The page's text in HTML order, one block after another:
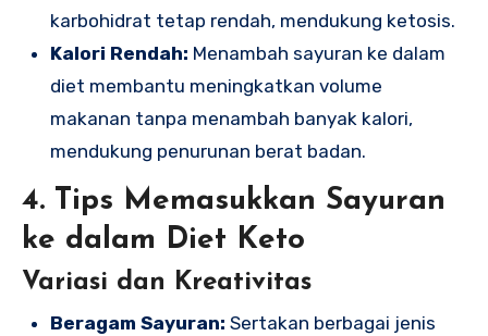
karbohidrat tetap rendah, mendukung ketosis.
Kalori Rendah: Menambah sayuran ke dalam
diet membantu meningkatkan volume
makanan tanpa menambah banyak kalori,
mendukung penurunan berat badan.
4. Tips Memasukkan Sayuran
ke dalam Diet Keto
Variasi dan Kreativitas
Beragam Sayuran: Sertakan berbagai jenis